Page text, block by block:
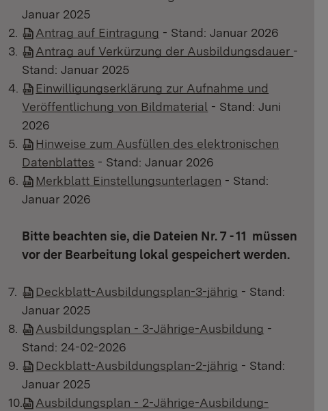
Januar 2025
Antrag auf Eintragung - Stand: Januar 2026
Antrag auf Verkürzung der Ausbildungsdauer -
Stand: Januar 2025
Einwilligungserklärung zur Aufnahme und
Veröffentlichung von Bildmaterial - Stand: Juni
2026
Hinweise zum Ausfüllen des elektronischen
Datenblattes - Stand: Januar 2026
Merkblatt Einstellungsunterlagen - Stand:
Januar 2026
Bitte beachten sie, die Dateien Nr. 7 - 11 müssen
vor der Bearbeitung lokal gespeichert werden.
Deckblatt-Ausbildungsplan-3-jährig - Stand:
Januar 2025
Ausbildungsplan - 3-Jährige-Ausbildung -
Stand: 24-02-2026
Deckblatt-Ausbildungsplan-2-jährig - Stand:
Januar 2025
Ausbildungsplan - 2-Jährige-Ausbildung-